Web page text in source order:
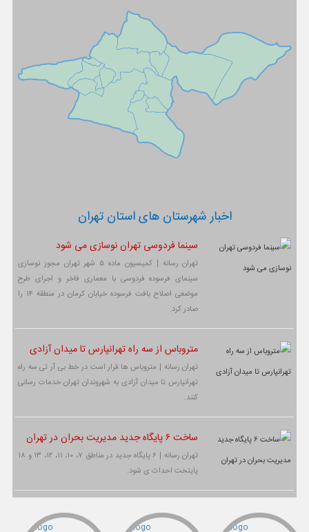
اخبار شهرستان های استان تهران
سینما فردوسی تهران نوسازی می شود
تهران رسانه | کمیسیون ماده ۵ شهر تهران مجوز نوسازی
سینمای فرسوده فردوسی با معماری فاخر و اجرای طرح
موضعی اصلاح بافت فرسوده خیابان کرمان در منطقه ۱۴ را
صادر کرد.
متروباس از سه راه تهرانپارس تا میدان آزادی
تهران رسانه | متروباس ها قرار است در خط بی آر تی سه راه
تهرانپارس تا میدان آزادی به شهروندان تهران خدمات رسانی
کنند.
ساخت ۶ پایگاه جدید مدیریت بحران در تهران
تهران رسانه | ۶ پایگاه جدید در مناطق ۷، ۱۰، ۱۱، ۱۲، ۱۳ و ۱۸
پایتخت احداث ی شود.